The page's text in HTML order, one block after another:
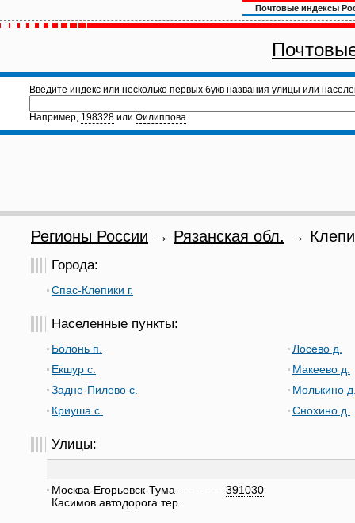
Почтовые индексы
Введите индекс или несколько первых букв названия улицы или
Например, 198328 или Филиппова.
Регионы России → Рязанская обл. →
Города:
Спас-Клепики г.
Населенные пункты:
Болонь п.
Екшур с.
Задне-Пилево с.
Криуша с.
Лосево д.
Макеево д.
Молькино
Снохино д.
Улицы:
391030
Москва-Егорьевск-Тума-
Касимов автодорога тер.